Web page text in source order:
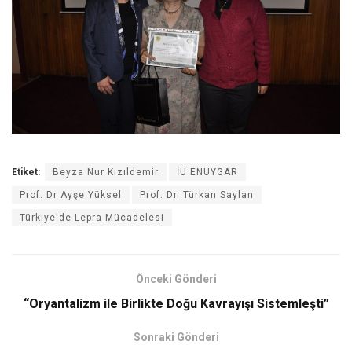
Etiket: Beyza Nur Kızıldemir İÜ ENUYGAR
Prof. Dr Ayşe Yüksel Prof. Dr. Türkan Saylan
Türkiye'de Lepra Mücadelesi
Önceki Gönderi
“Oryantalizm ile Birlikte Doğu Kavrayışı Sistemleşti”
Sonraki Gönderi